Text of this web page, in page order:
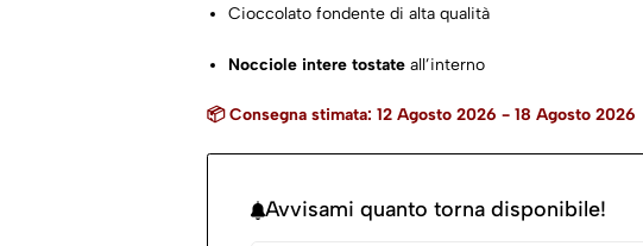
Cioccolato fondente di alta qualità
Nocciole intere tostate all’interno
Formato 500 g
Lavorazione artigianale e cura nei dettagli
📦 Consegna stimata: 12 Agosto 2026 - 18 Agosto 2026
Avvisami quanto torna disponibile!